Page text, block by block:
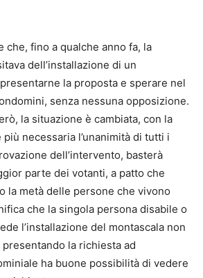
che, fino a qualche anno fa, la
dell’installazione di un
la proposta e sperare nel
senza nessuna opposizione.
la situazione è cambiata, con la
necessaria l’unanimità di tutti i
dell’intervento, basterà
parte dei votanti, a patto che
la metà delle persone che vivono
che la singola persona disabile o
l’installazione del montascala non
presentando la richiesta ad
ha buone possibilità di vedere